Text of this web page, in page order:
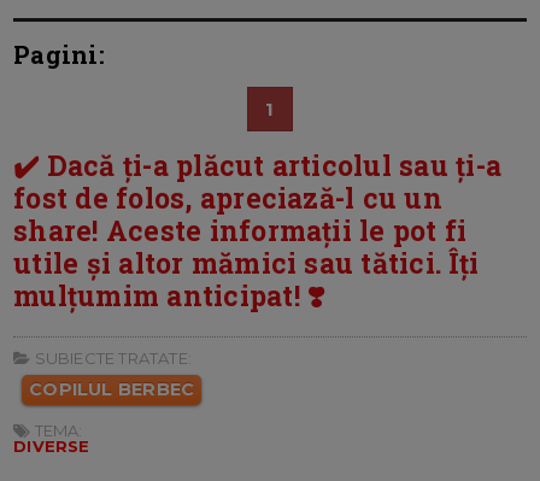
Pagini:
1
✔️ Dacă ți-a plăcut articolul sau ți-a
fost de folos, apreciază-l cu un
share! Aceste informații le pot fi
utile și altor mămici sau tătici. Îți
mulțumim anticipat! ❣️
SUBIECTE TRATATE:
COPILUL BERBEC
TEMA:
DIVERSE